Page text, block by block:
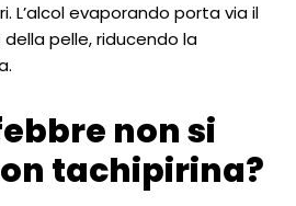
L’alcol evaporando porta via il
pelle, riducendo la
non si
tachipirina?